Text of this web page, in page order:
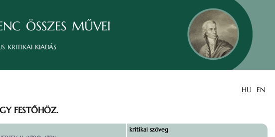
összes művei
kritikai kiadás
HU EN
FESTŐHÖZ.
kritikai szöveg